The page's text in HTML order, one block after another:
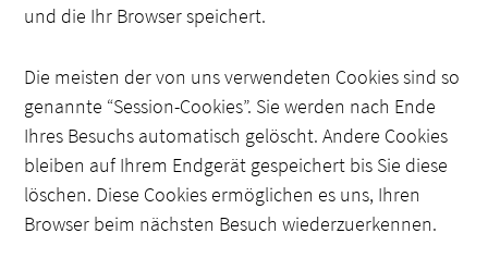
und die Ihr Browser speichert.
Die meisten der von uns verwendeten Cookies sind so
genannte “Session-Cookies”. Sie werden nach Ende
Ihres Besuchs automatisch gelöscht. Andere Cookies
bleiben auf Ihrem Endgerät gespeichert bis Sie diese
löschen. Diese Cookies ermöglichen es uns, Ihren
Browser beim nächsten Besuch wiederzuerkennen.